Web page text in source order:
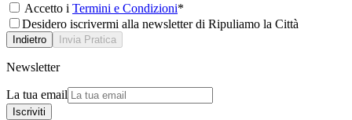
Accetto i Termini e Condizioni*
Desidero iscrivermi alla newsletter di Ripuliamo la Città
Indietro Invia Pratica
Newsletter
La tua email
Iscriviti